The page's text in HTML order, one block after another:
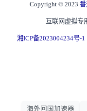
Copyright © 2023
互联网虚拟专
湘ICP备2023004234号-1
海外回国加速器